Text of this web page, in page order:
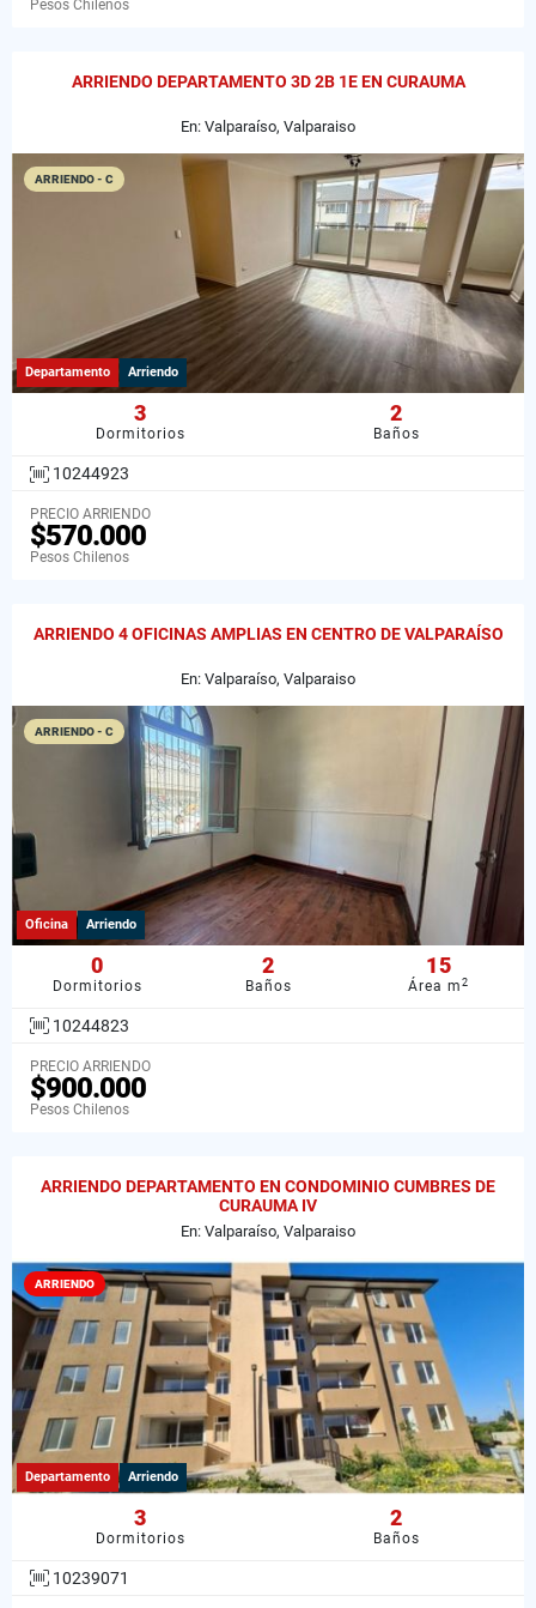
Pesos Chilenos
ARRIENDO DEPARTAMENTO 3D 2B 1E EN CURAUMA
En: Valparaíso, Valparaiso
ARRIENDO - C
Departamento Arriendo
3
Dormitorios
2
Baños
10244923
PRECIO ARRIENDO
$570.000
Pesos Chilenos
ARRIENDO 4 OFICINAS AMPLIAS EN CENTRO DE VALPARAÍSO
En: Valparaíso, Valparaiso
ARRIENDO - C
Oficina Arriendo
0
Dormitorios
2
Baños
15
Área m2
10244823
PRECIO ARRIENDO
$900.000
Pesos Chilenos
ARRIENDO DEPARTAMENTO EN CONDOMINIO CUMBRES DE
CURAUMA IV
En: Valparaíso, Valparaiso
ARRIENDO
Departamento Arriendo
3
Dormitorios
2
Baños
10239071